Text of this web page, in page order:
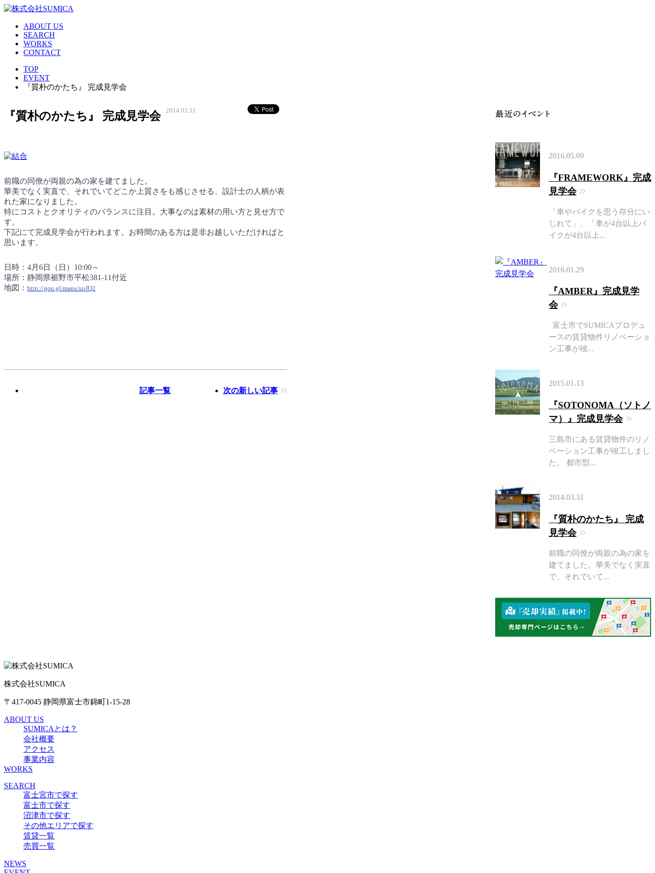
ABOUT US
SEARCH
WORKS
CONTACT
TOP
EVENT
『質朴のかたち』 完成見学会
『質朴のかたち』 完成見学会 2014.03.31
前職の同僚が両親の為の家を建てました。
華美でなく実直で、それでいてどこか上質さをも感じさせる、設計士の人柄が表
れた家になりました。
特にコストとクオリティのバランスに注目。大事なのは素材の用い方と見せ方で
す。
下記にて完成見学会が行われます。お時間のある方は是非お越しいただければと
思います。
日時：4月6日（日）10:00～
場所：静岡県裾野市平松381-11付近
地図： http://goo.gl/maps/xqJQ2
次の新しい記事
記事一覧
2016.05.09
『FRAMEWORK』完成
見学会
「車やバイクを思う存分にい
じれて」、「車が4台以上バ
イクが4台以上...
2016.01.29
『AMBER』完成見学
会
富士市でSUMICAプロデュ
ースの賃貸物件リノベーショ
ン工事が竣...
2015.01.13
『SOTONOMA（ソトノ
マ）』完成見学会
三島市にある賃貸物件のリノ
ベーション工事が竣工しまし
た。 都市型...
2014.03.31
『質朴のかたち』 完成
見学会
前職の同僚が両親の為の家を
建てました。華美でなく実直
で、それでいて...
株式会社SUMICA
〒417-0045 静岡県富士市錦町1-15-28
ABOUT US
SUMICAとは？
会社概要
アクセス
事業内容
WORKS
SEARCH
富士宮市で探す
富士市で探す
沼津市で探す
その他エリアで探す
賃貸一覧
売買一覧
NEWS